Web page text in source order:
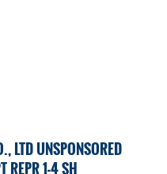
LTD UNSPONSORED
REPR 1-4 SH